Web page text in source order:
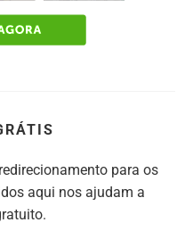
para os
aqui nos ajudam a